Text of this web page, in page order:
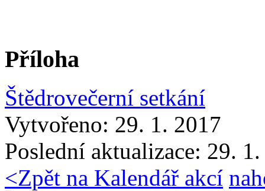
Příloha
Štědrovečerní setkání
Vytvořeno: 29. 1. 2017
Poslední aktualizace: 29.
<Zpět na Kalendář akcí